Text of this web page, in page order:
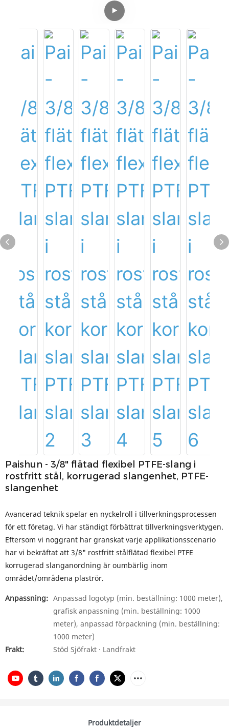
Paishun - 3/8" flätad flexibel PTFE-slang i
rostfritt stål, korrugerad slangenhet, PTFE-
slangenhet
Avancerad teknik spelar en nyckelroll i tillverkningsprocessen
för ett företag. Vi har ständigt förbättrat tillverkningsverktygen.
Eftersom vi noggrant har granskat varje applikationsscenario
har vi bekräftat att 3/8" rostfritt stålflätad flexibel PTFE
korrugerad slanganordning är oumbärlig inom
området/områdena plaströr.
Anpassning: Anpassad logotyp (min. beställning: 1000 meter),
grafisk anpassning (min. beställning: 1000
meter), anpassad förpackning (min. beställning:
1000 meter)
Frakt:
Stöd Sjöfrakt · Landfrakt
Produktdetaljer